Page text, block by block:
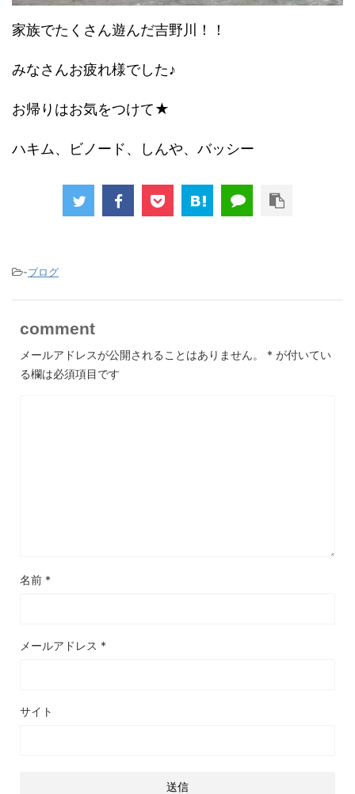
家族でたくさん遊んだ吉野川！！
みなさんお疲れ様でした♪
お帰りはお気をつけて★
ハキム、ビノード、しんや、バッシー
-ブログ
comment
メールアドレスが公開されることはありません。 * が付いてい
る欄は必須項目です
名前 *
メールアドレス *
サイト